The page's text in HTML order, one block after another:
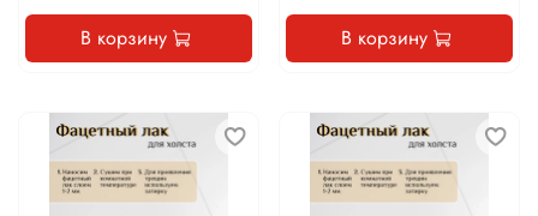
В корзину В корзину